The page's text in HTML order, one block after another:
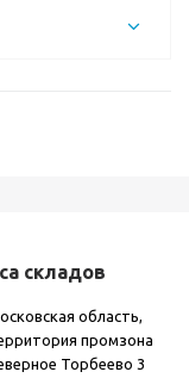
складов
область,
промзона
Торбеево 3